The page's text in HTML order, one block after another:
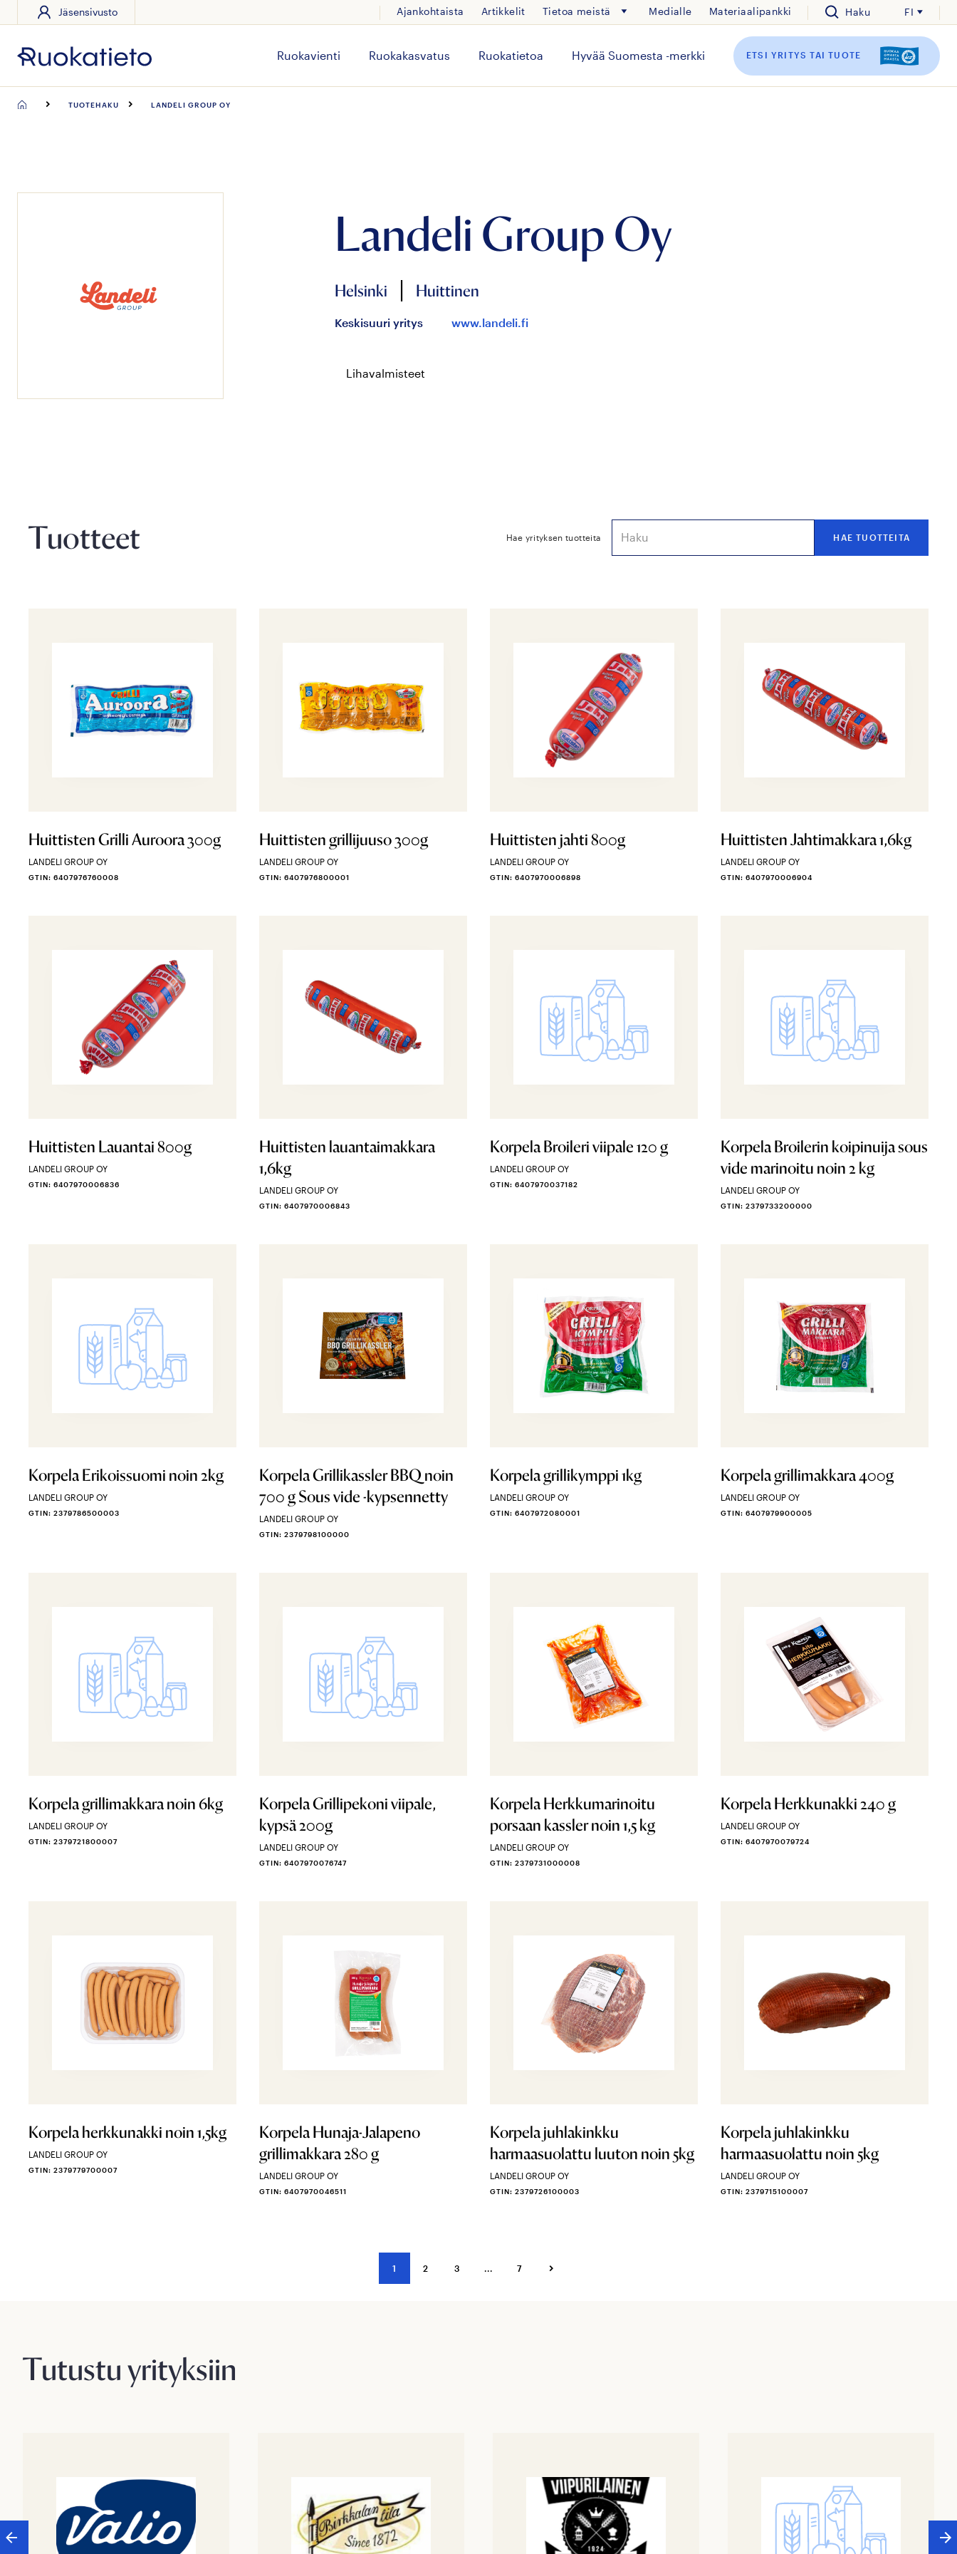
sisältöön
Jäsensivusto Ajankohtaista Artikkelit Tietoa meistä Medialle Materiaalipankki Haku FI
Ruokavienti Ruokakasvatus Ruokatietoa Hyvää Suomesta -merkki ETSI YRITYS TAI TUOTE
TUOTEHAKU LANDELI GROUP OY
Landeli Group Oy
Helsinki | Huittinen
Keskisuuri yritys www.landeli.fi
Lihavalmisteet
Tuotteet Hae yrityksen tuotteita
Huittisten Grilli Auroora 300g
LANDELI GROUP OY
GTIN: 6407976760008
Huittisten grillijuuso 300g
LANDELI GROUP OY
GTIN: 6407976800001
Huittisten jahti 800g
LANDELI GROUP OY
GTIN: 6407970006898
Huittisten Jahtimakkara 1,6kg
LANDELI GROUP OY
GTIN: 6407970006904
Huittisten Lauantai 800g
LANDELI GROUP OY
GTIN: 6407970006836
Huittisten lauantaimakkara
1,6kg
LANDELI GROUP OY
GTIN: 6407970006843
Korpela Broileri viipale 120 g
LANDELI GROUP OY
GTIN: 6407970037182
Korpela Broilerin koipinuija sous
vide marinoitu noin 2 kg
LANDELI GROUP OY
GTIN: 2379733200000
Korpela Erikoissuomi noin 2kg
LANDELI GROUP OY
GTIN: 2379786500003
Korpela Grillikassler BBQ noin
700 g Sous vide -kypsennetty
LANDELI GROUP OY
GTIN: 2379798100000
Korpela grillikymppi 1kg
LANDELI GROUP OY
GTIN: 6407972080001
Korpela grillimakkara 400g
LANDELI GROUP OY
GTIN: 6407979900005
Korpela grillimakkara noin 6kg
LANDELI GROUP OY
GTIN: 2379721800007
Korpela Grillipekoni viipale,
kypsä 200g
LANDELI GROUP OY
GTIN: 6407970076747
Korpela Herkkumarinoitu
porsaan kassler noin 1,5 kg
LANDELI GROUP OY
GTIN: 2379731000008
Korpela Herkkunakki 240 g
LANDELI GROUP OY
GTIN: 6407970079724
Korpela herkkunakki noin 1,5kg
LANDELI GROUP OY
GTIN: 2379779700007
Korpela Hunaja-Jalapeno
grillimakkara 280 g
LANDELI GROUP OY
GTIN: 6407970046511
Korpela juhlakinkku
harmaasuolattu luuton noin 5kg
LANDELI GROUP OY
GTIN: 2379726100003
Korpela juhlakinkku
harmaasuolattu noin 5kg
LANDELI GROUP OY
GTIN: 2379715100007
1 2 3 7
Tutustu yrityksiin